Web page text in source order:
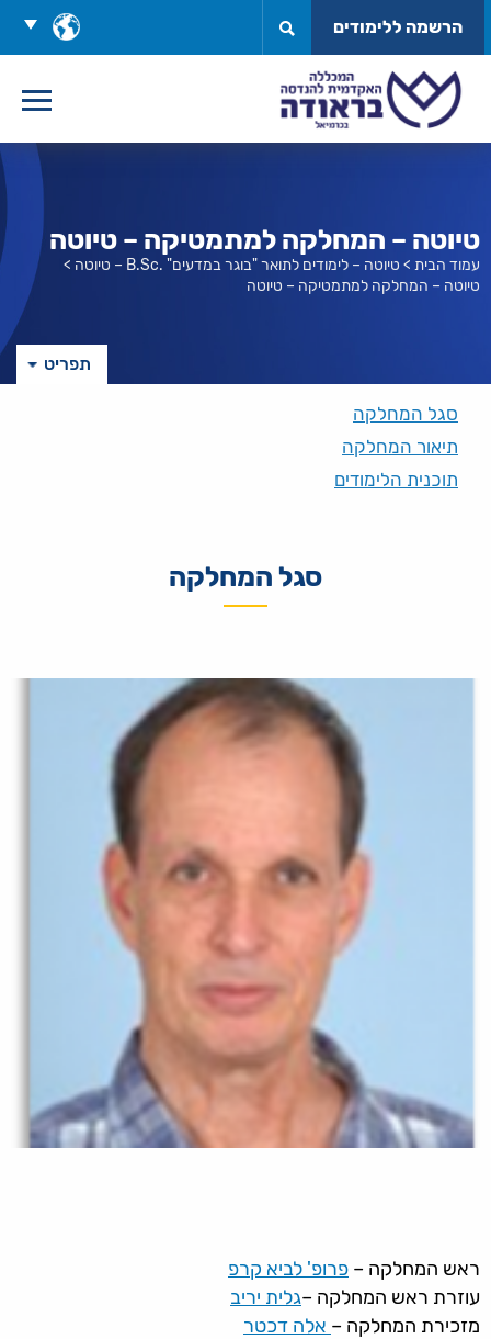
לתוכן
בחר
שפה
הרשמה ללימודים
טיוטה – המחלקה למתמטיקה – טיוטה
עמוד הבית > טיוטה – לימודים לתואר "בוגר במדעים" .B.Sc – טיוטה
>
טיוטה – המחלקה למתמטיקה – טיוטה
תפריט
סגל המחלקה
תיאור המחלקה
תוכנית הלימודים
סגל המחלקה
ראש המחלקה – פרופ' לביא קרפ
עוזרת ראש המחלקה –גלית יריב
מזכירת המחלקה – אלה דכטר